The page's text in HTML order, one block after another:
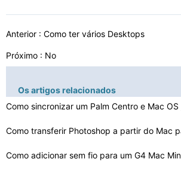
Anterior : Como ter vários Desktops
Próximo : No
Os artigos relacionados
Como sincronizar um Palm Centro e Mac OS
Como transferir Photoshop a partir do Mac
Como adicionar sem fio para um G4 Mac